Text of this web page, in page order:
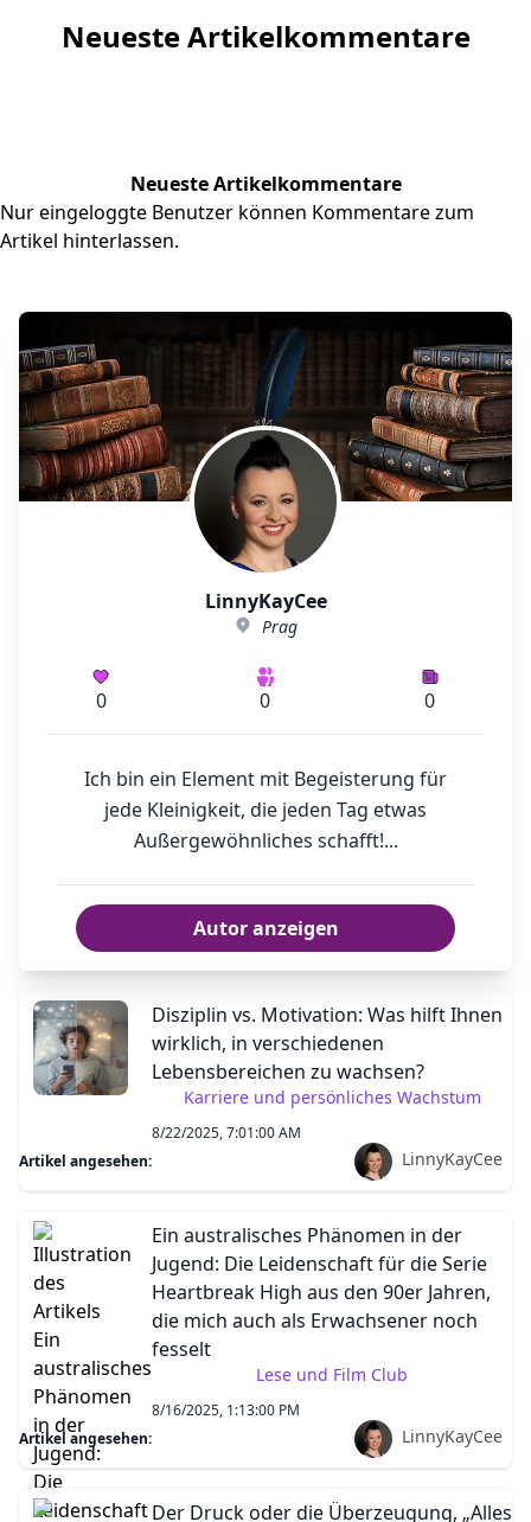
Neueste Artikelkommentare
Neueste Artikelkommentare
Nur eingeloggte Benutzer können Kommentare zum
Artikel hinterlassen.
LinnyKayCee
Prag
0 0 0
Ich bin ein Element mit Begeisterung für
jede Kleinigkeit, die jeden Tag etwas
Außergewöhnliches schafft!...
Autor anzeigen
Disziplin vs. Motivation: Was hilft Ihnen
wirklich, in verschiedenen
Lebensbereichen zu wachsen?
Karriere und persönliches Wachstum
8/22/2025, 7:01:00 AM
Artikel angesehen:
LinnyKayCee
Ein australisches Phänomen in der
Jugend: Die Leidenschaft für die Serie
Heartbreak High aus den 90er Jahren,
die mich auch als Erwachsener noch
fesselt
Lese und Film Club
8/16/2025, 1:13:00 PM
Artikel angesehen:
LinnyKayCee
Der Druck oder die Überzeugung, „Alles